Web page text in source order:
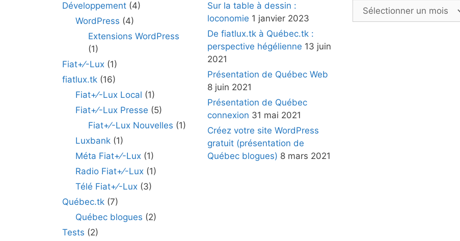
Développement (4)
WordPress (4)
Extensions WordPress
(1)
Fiat+⁄-Lux (1)
fiatlux.tk (16)
Fiat+⁄-Lux Local (1)
Fiat+⁄-Lux Presse (5)
Fiat+⁄-Lux Nouvelles (1)
Luxbank(1)
Méta Fiat+⁄-Lux(1)
Radio Fiat+⁄-Lux(1)
Télé Fiat+⁄-Lux(3)
Québec.tk (7)
Québec blogues (2)
Tests (2)
Sur la table à dessin :
loconomie 1 janvier 2023
De fiatlux.tk à Québec.tk :
perspective hégélienne 13 juin
2021
Présentation de Québec Web
8 juin 2021
Présentation de Québec
connexion 31 mai 2021
Créez votre site WordPress
gratuit (présentation de
Québec blogues) 8 mars 2021